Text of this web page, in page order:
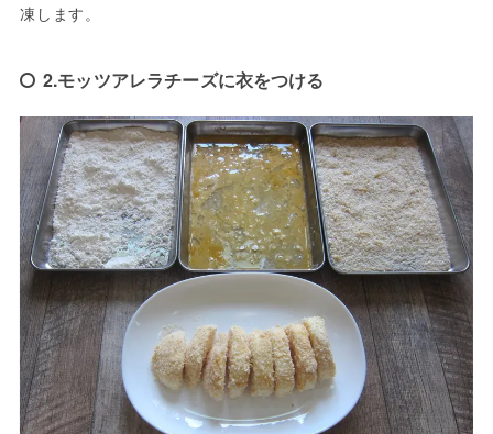
凍します。
2.モッツアレラチーズに衣をつける